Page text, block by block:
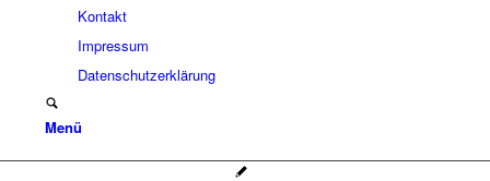
Kontakt
Impressum
Datenschutzerklärung
Menü